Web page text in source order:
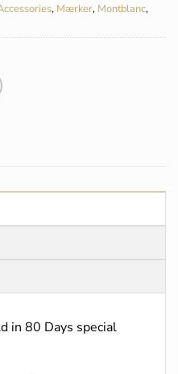
, Mærker, Montblanc,
in 80 Days special